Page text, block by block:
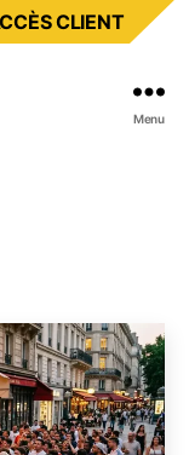
CLIENT
Menu